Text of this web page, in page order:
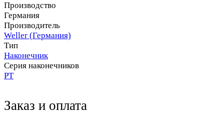
Производство
Германия
Производитель
Weller (Германия)
Тип
Наконечник
Серия наконечников
PT
Заказ и оплата